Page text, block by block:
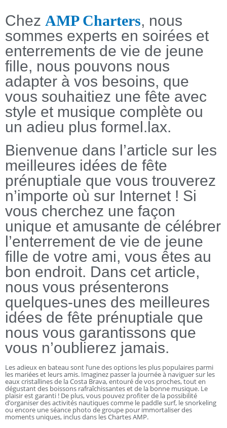
Chez AMP Charters, nous
sommes experts en soirées et
enterrements de vie de jeune
fille, nous pouvons nous
adapter à vos besoins, que
vous souhaitiez une fête avec
style et musique complète ou
un adieu plus formel.lax.
Bienvenue dans l’article sur les
meilleures idées de fête
prénuptiale que vous trouverez
n’importe où sur Internet ! Si
vous cherchez une façon
unique et amusante de célébrer
l’enterrement de vie de jeune
fille de votre ami, vous êtes au
bon endroit. Dans cet article,
nous vous présenterons
quelques-unes des meilleures
idées de fête prénuptiale que
nous vous garantissons que
vous n’oublierez jamais.
Les adieux en bateau sont l’une des options les plus populaires parmi
les mariées et leurs amis. Imaginez passer la journée à naviguer sur les
eaux cristallines de la Costa Brava, entouré de vos proches, tout en
dégustant des boissons rafraîchissantes et de la bonne musique. Le
plaisir est garanti ! De plus, vous pouvez profiter de la possibilité
d’organiser des activités nautiques comme le paddle surf, le snorkeling
ou encore une séance photo de groupe pour immortaliser des
moments uniques, inclus dans les Chartes AMP.